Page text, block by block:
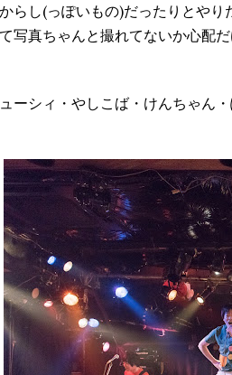
らし(っぽいもの)だったりとや
写真ちゃんと撮れてないか心配
ーシィ・やしこば・けんちゃん